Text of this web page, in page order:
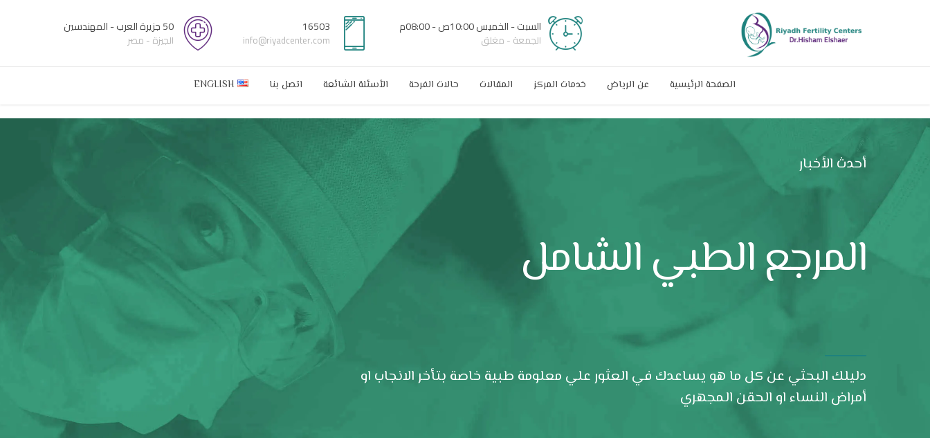
السبت - الخميس 10:00ص - 08:00م
الجمعة - مغلق
16503
info@riyadcenter.com
50 جزيرة العرب - المهندسين
الجيزة - مصر
الصفحة الرئيسية عن الرياض خدمات المركز المقالات حالات الفرحة الأسئلة الشائعة اتصل بنا ENGLISH
أحدث الأخبار
المرجع الطبي الشامل
دليلك البحثي عن كل ما هو يساعدك في العثور علي معلومة طبية خاصة بتأخر الانجاب او
أمراض النساء او الحقن المجهري